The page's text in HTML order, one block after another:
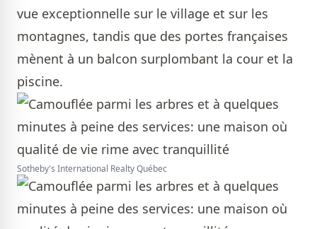
vue exceptionnelle sur le village et sur les
montagnes, tandis que des portes françaises
mènent à un balcon surplombant la cour et la
piscine.
Sotheby's International Realty Québec